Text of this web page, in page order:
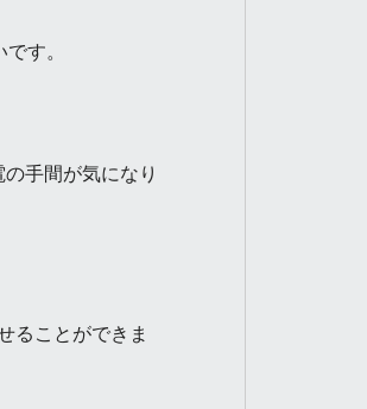
す。
の手間が気になり
ることができま